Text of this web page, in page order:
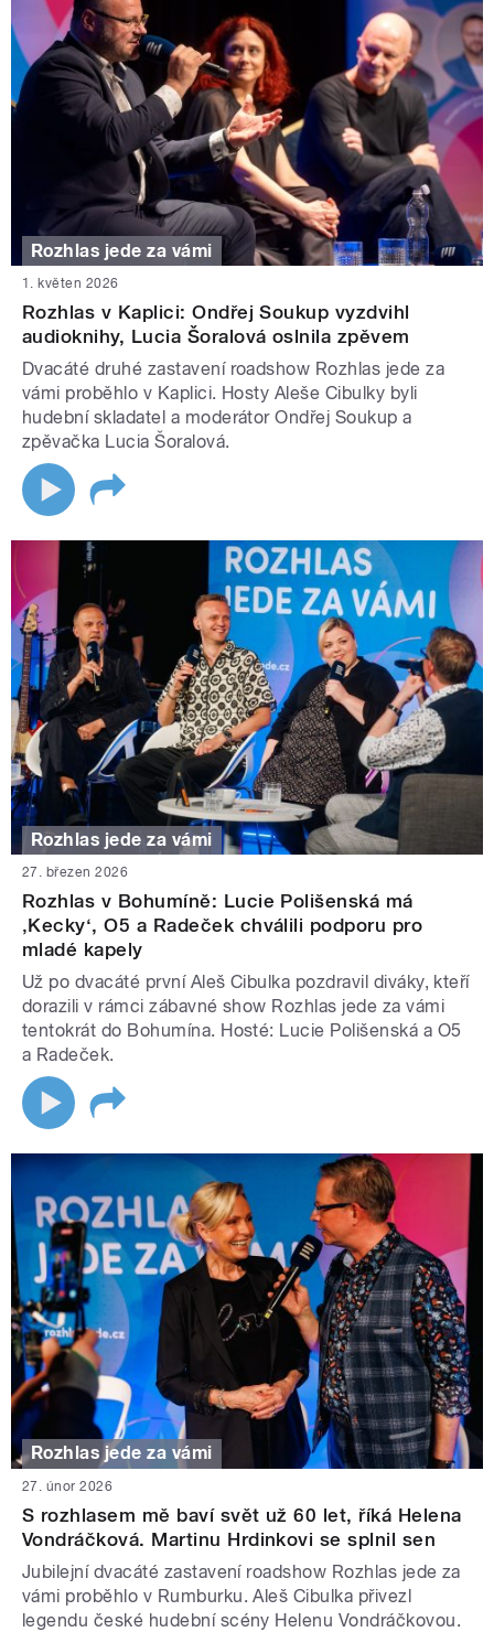
Rozhlas jede za vámi
1. květen 2026
Rozhlas v Kaplici: Ondřej Soukup vyzdvihl
audioknihy, Lucia Šoralová oslnila zpěvem
Dvacáté druhé zastavení roadshow Rozhlas jede za
vámi proběhlo v Kaplici. Hosty Aleše Cibulky byli
hudební skladatel a moderátor Ondřej Soukup a
zpěvačka Lucia Šoralová.
Rozhlas jede za vámi
27. březen 2026
Rozhlas v Bohumíně: Lucie Polišenská má
‚Kecky‘, O5 a Radeček chválili podporu pro
mladé kapely
Už po dvacáté první Aleš Cibulka pozdravil diváky, kteří
dorazili v rámci zábavné show Rozhlas jede za vámi
tentokrát do Bohumína. Hosté: Lucie Polišenská a O5
a Radeček.
Rozhlas jede za vámi
27. únor 2026
S rozhlasem mě baví svět už 60 let, říká Helena
Vondráčková. Martinu Hrdinkovi se splnil sen
Jubilejní dvacáté zastavení roadshow Rozhlas jede za
vámi proběhlo v Rumburku. Aleš Cibulka přivezl
legendu české hudební scény Helenu Vondráčkovou.